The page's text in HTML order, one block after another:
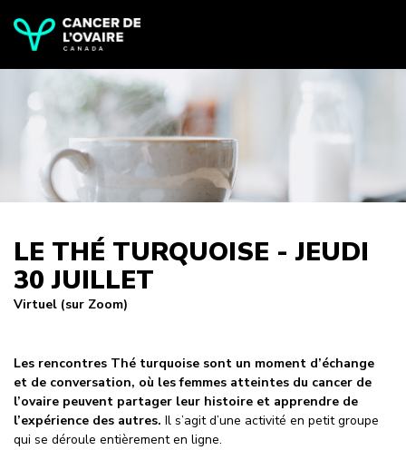
LE THÉ TURQUOISE - JEUDI
30 JUILLET
Virtuel (sur Zoom)
Les rencontres Thé turquoise sont un moment d’échange
et de conversation, où les femmes atteintes du cancer de
l’ovaire peuvent partager leur histoire et apprendre de
l’expérience des autres. Il s’agit d’une activité en petit groupe
qui se déroule entièrement en ligne.